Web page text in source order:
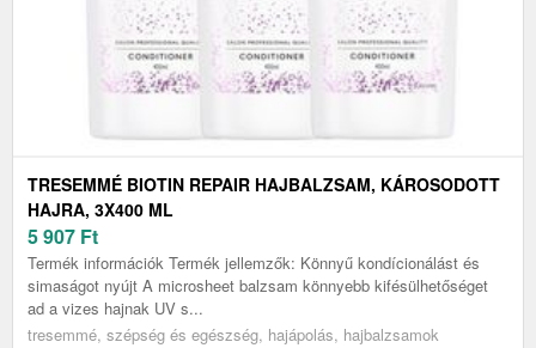
TRESEMMÉ BIOTIN REPAIR HAJBALZSAM, KÁROSODOTT
HAJRA, 3X400 ML
5 907 Ft
Termék információk Termék jellemzők: Könnyű kondícionálást és
simaságot nyújt A microsheet balzsam könnyebb kifésülhetőséget
ad a vizes hajnak UV s...
tresemmé, szépség és egészség, hajápolás, hajbalzsamok